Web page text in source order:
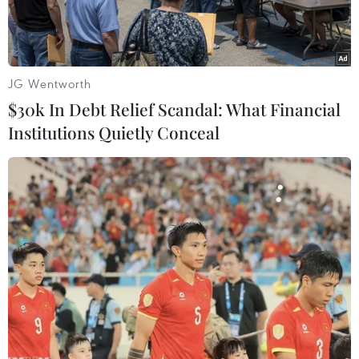
chính xác.
Đại sứ Việt Nam tại Nhật Bản Vũ Hồng Nam chúc mừng chị Mai
Thị Ngân. (Ảnh: Đào Thanh Tùng/Vietnam+)
Ngày 26/11, tại tỉnh Ibaraki, Hội đồng Nghiên
JG Wentworth
$30k In Debt Relief Scandal: What Financial
Institutions Quietly Conceal